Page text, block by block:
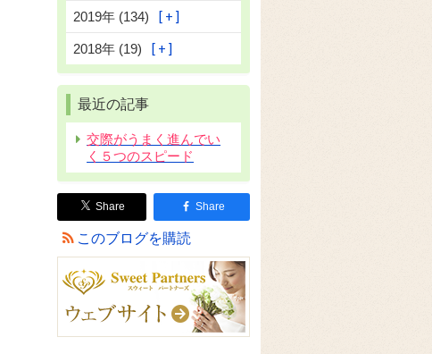
2019年 (134)
2018年 (19)
最近の記事
交際がうまく進んでい
く５つのスピード
Share Share
このブログを購読